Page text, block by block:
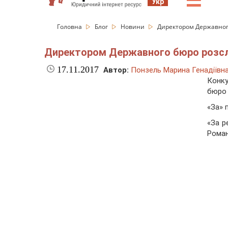
Головна Блог Новини Директором
Директором Державного бюро
17.11.2017 Автор: Понзель Марина
бюро
«За»
«За